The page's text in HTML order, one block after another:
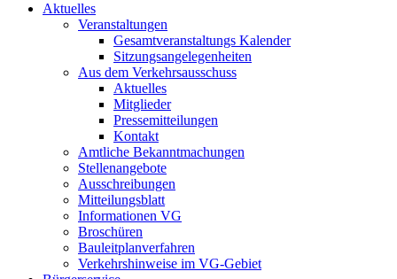
Aktuelles
Veranstaltungen
Gesamtveranstaltungs Kalender
Sitzungsangelegenheiten
Aus dem Verkehrsausschuss
Aktuelles
Mitglieder
Pressemitteilungen
Kontakt
Amtliche Bekanntmachungen
Stellenangebote
Ausschreibungen
Mitteilungsblatt
Informationen VG
Broschüren
Bauleitplanverfahren
Verkehrshinweise im VG-Gebiet